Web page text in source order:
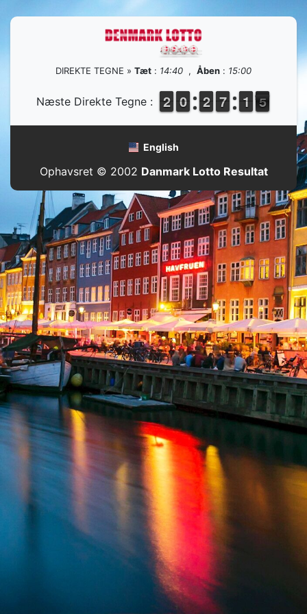
DIREKTE TEGNE » Tæt : 14:40 , Åben : 15:00
Næste Direkte Tegne : 1
1
2
2 9
9
0
0 1
1
2
2 6
6
7
7 1
1
1
1 5
4
4
English
Ophavsret © 2002 Danmark Lotto Resultat